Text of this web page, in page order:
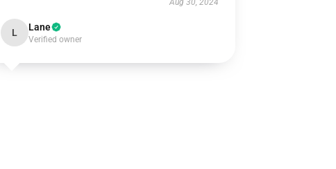
Aug 30, 2024
L Lane
Verified owner